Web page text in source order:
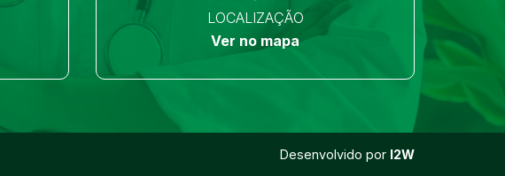
LOCALIZAÇÃO
Ver no mapa
Desenvolvido por I2W